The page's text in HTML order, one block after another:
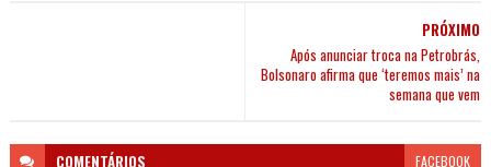
PRÓXIMO
Após anunciar troca na Petrobrás,
Bolsonaro afirma que ‘teremos mais’ na
semana que vem
COMENTÁRIOS FACEBOOK